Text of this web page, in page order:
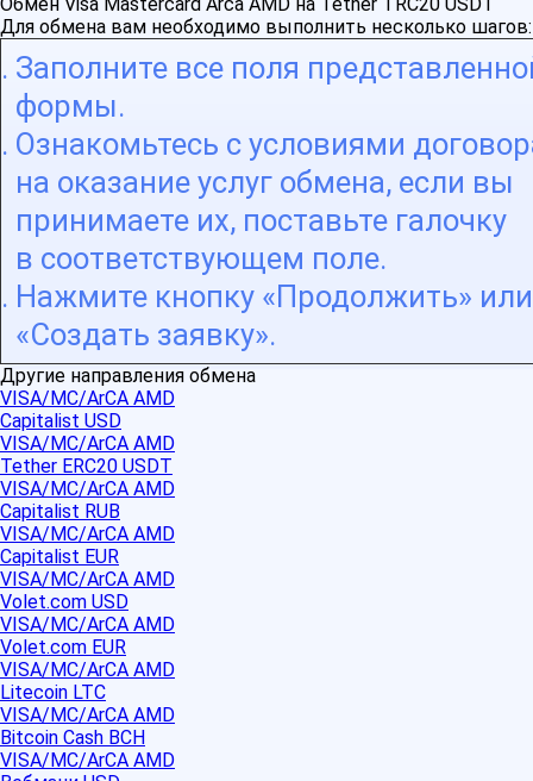
Для обмена вам необходимо выполнить несколько шагов:
Заполните все поля
формы.
Ознакомьтесь с условиями
на оказание услуг обмена, если вы
принимаете их, поставьте галочку
в соответствующем поле.
Нажмите кнопку «Продолжить» или
«Создать заявку».
Другие направления обмена
VISA/MC/ArCA AMD
Capitalist USD
VISA/MC/ArCA AMD
Tether ERC20 USDT
VISA/MC/ArCA AMD
Capitalist RUB
VISA/MC/ArCA AMD
Capitalist EUR
VISA/MC/ArCA AMD
Volet.com USD
VISA/MC/ArCA AMD
Volet.com EUR
VISA/MC/ArCA AMD
Litecoin LTC
VISA/MC/ArCA AMD
Bitcoin Cash BCH
VISA/MC/ArCA AMD